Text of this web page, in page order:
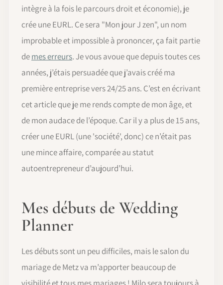
intègre à la fois le parcours droit et économie), je
crée une EURL. Ce sera "Mon jour J zen", un nom
improbable et impossible à prononcer, ça fait partie
demes erreurs. Je vous avoue que depuis toutes ces
années, j’étais persuadée que j’avais créé ma
première entreprise vers 24/25 ans. C’est en écrivant
cet article que je me rends compte de mon âge, et
de mon audace de l’époque. Car il y a plus de 15 ans,
créer une EURL (une 'société', donc) ce n’était pas
une mince affaire, comparée au statut
autoentrepreneur d’aujourd’hui.
Mes débuts de Wedding
Planner
Les débuts sont un peu difficiles, mais le salon du
mariage de Metz va m’apporter beaucoup de
visibilité et tous mes mariages ! Milo sera toujours à